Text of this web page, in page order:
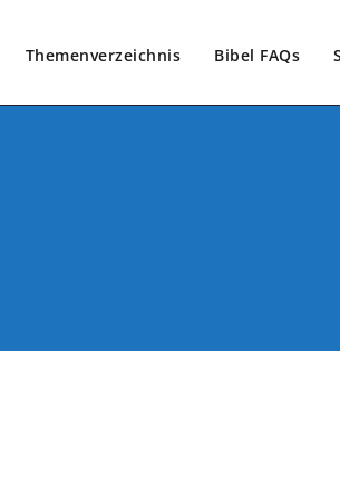
Themenverzeichnis Bibel FAQs